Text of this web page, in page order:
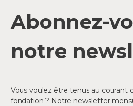
Abonnez-
notre
Vous voulez être tenus au courant
fondation ? Notre newsletter